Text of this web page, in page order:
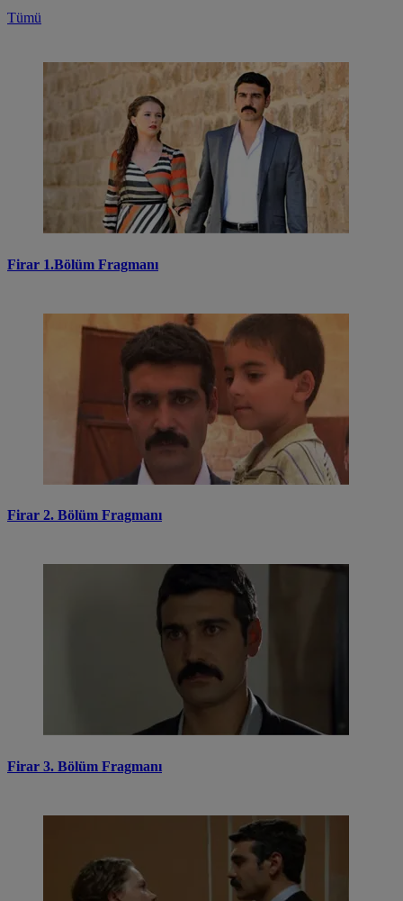
Tümü
Firar 1.Bölüm Fragmanı
Firar 2. Bölüm Fragmanı
Firar 3. Bölüm Fragmanı